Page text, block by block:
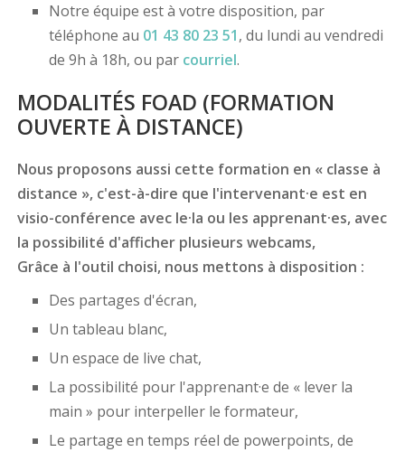
Notre équipe est à votre disposition, par
téléphone au 01 43 80 23 51, du lundi au vendredi
de 9h à 18h, ou par courriel.
MODALITÉS FOAD (FORMATION
OUVERTE À DISTANCE)
Nous proposons aussi cette formation en « classe à
distance », c'est-à-dire que l'intervenant·e est en
visio-conférence avec le·la ou les apprenant·es, avec
la possibilité d'afficher plusieurs webcams,
Grâce à l'outil choisi, nous mettons à disposition :
Des partages d'écran,
Un tableau blanc,
Un espace de live chat,
La possibilité pour l'apprenant·e de « lever la
main » pour interpeller le formateur,
Le partage en temps réel de powerpoints, de